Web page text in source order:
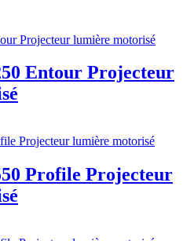
Entour Projecteur
Profile Projecteur